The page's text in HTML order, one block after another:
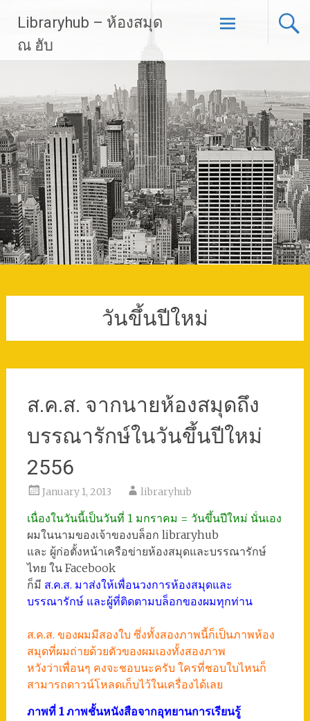
content
Libraryhub – ห้องสมุด
ณ ฮับ
วันขึ้นปีใหม่
ส.ค.ส. จากนายห้องสมุดถึง
บรรณารักษ์ในวันขึ้นปีใหม่
2556
January 1, 2013 libraryhub
เนื่องในวันนี้เป็นวันที่ 1 มกราคม = วันขึ้นปีใหม่ นั่นเอง
ผมในนามของเจ้าของบล็อก libraryhub
และ ผู้ก่อตั้งหน้าเครือข่ายห้องสมุดและบรรณารักษ์
ไทย ใน Facebook
ก็มี ส.ค.ส. มาส่งให้เพื่อนวงการห้องสมุดและ
บรรณารักษ์ และผู้ที่ติดตามบล็อกของผมทุกท่าน
ส.ค.ส. ของผมมีสองใบ ซึ่งทั้งสองภาพนี้ก็เป็นภาพห้อง
สมุดที่ผมถ่ายด้วยตัวของผมเองทั้งสองภาพ
หวังว่าเพื่อนๆ คงจะชอบนะครับ ใครที่ชอบใบไหนก็
สามารถดาวน์โหลดเก็บไว้ในเครื่องได้เลย
ภาพที่ 1 ภาพชั้นหนังสือจากอุทยานการเรียนรู้